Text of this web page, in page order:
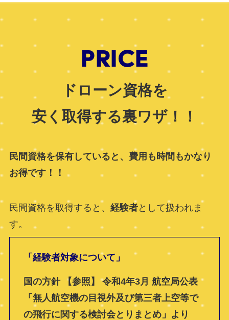
PRICE
ドローン資格を
安く取得する裏ワザ！！
民間資格を保有していると、費用も時間もかなり
お得です！！
民間資格を取得すると、 経験者として扱われま
す。
「経験者対象について」
国の方針 【参照】 令和4年3月 航空局公表
「無人航空機の目視外及び第三者上空等で
の飛行に関する検討会とりまとめ」より